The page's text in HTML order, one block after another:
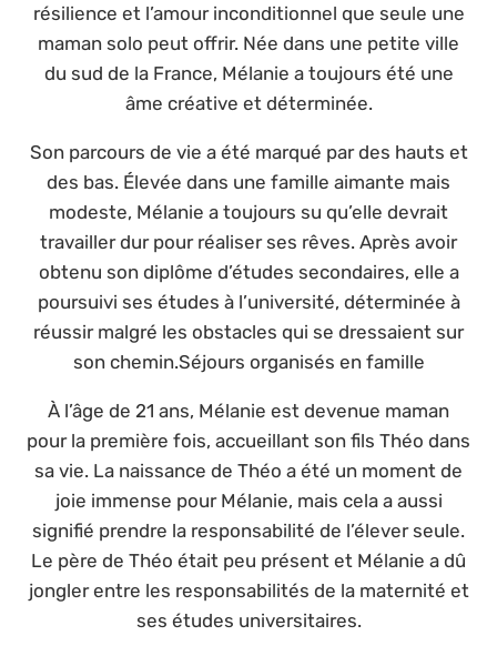
résilience et l’amour inconditionnel que seule une
maman solo peut offrir. Née dans une petite ville
du sud de la France, Mélanie a toujours été une
âme créative et déterminée.
Son parcours de vie a été marqué par des hauts et
des bas. Élevée dans une famille aimante mais
modeste, Mélanie a toujours su qu’elle devrait
travailler dur pour réaliser ses rêves. Après avoir
obtenu son diplôme d’études secondaires, elle a
poursuivi ses études à l’université, déterminée à
réussir malgré les obstacles qui se dressaient sur
son chemin.Séjours organisés en famille
À l’âge de 21 ans, Mélanie est devenue maman
pour la première fois, accueillant son fils Théo dans
sa vie. La naissance de Théo a été un moment de
joie immense pour Mélanie, mais cela a aussi
signifié prendre la responsabilité de l’élever seule.
Le père de Théo était peu présent et Mélanie a dû
jongler entre les responsabilités de la maternité et
ses études universitaires.